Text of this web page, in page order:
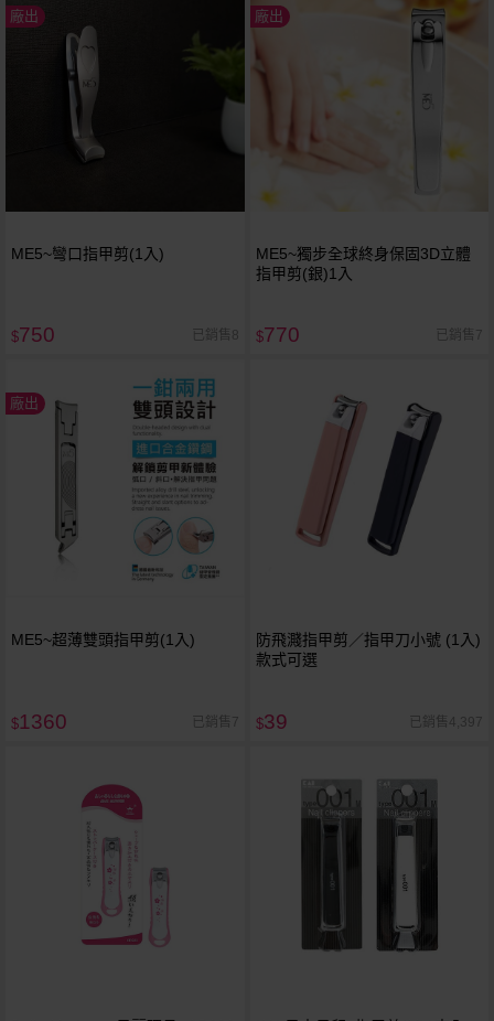
廠出
ME5~彎口指甲剪(1入)
$750 已銷售8
廠出
ME5~獨步全球終身保固3D立體
指甲剪(銀)1入
$770 已銷售7
廠出
ME5~超薄雙頭指甲剪(1入)
$1360 已銷售7
防飛濺指甲剪／指甲刀小號 (1入)
款式可選
$39 已銷售4,397